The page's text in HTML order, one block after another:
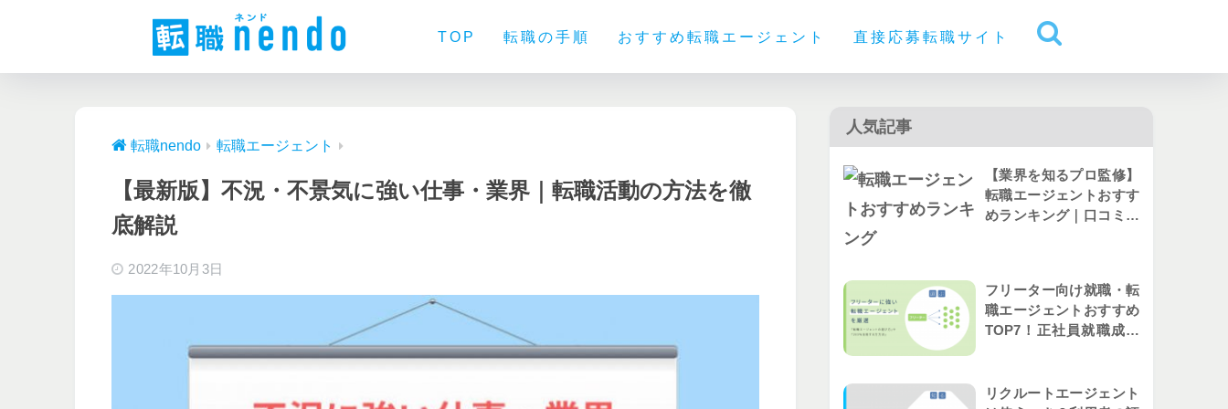
TOP 転職の手順 おすすめ転職エージェント 直接応募転職サイト
転職nendo 転職エージェント
【最新版】不況・不景気に強い仕事・業界｜転職活動の方法を徹
底解説
2022年10月3日
人気記事
【業界を知るプロ監修】
転職エージェントおすす
めランキング｜口コミか
フリーター向け就職・転
職エージェントおすすめ
TOP7！正社員就職成功
リクルートエージェント